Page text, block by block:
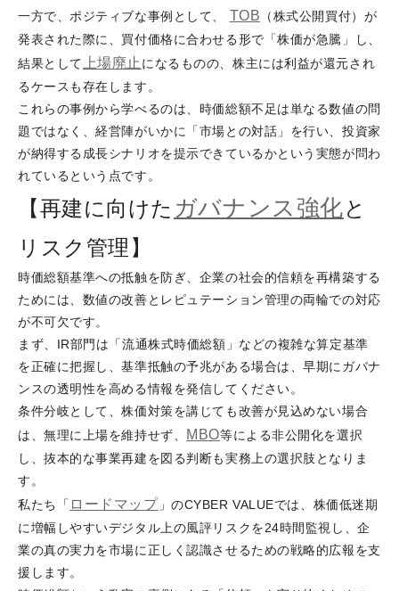
一方で、ポジティブな事例として、 TOB （株式公開買付）が
発表された際に、買付価格に合わせる形で「株価が急騰」し、
結果として
上場廃止 になるものの、株主には利益が還元され
るケースも存在します。
これらの事例から学べるのは、時価総額不足は単なる数値の問
題ではなく、経営陣がいかに「市場との対話」を行い、投資家
が納得する成長シナリオを提示できているかという実態が問わ
れているという点です。
【再建に向けた ガバナンス強化と
リスク管理】
時価総額基準への抵触を防ぎ、企業の社会的信頼を再構築する
ためには、数値の改善とレピュテーション管理の両輪での対応
が不可欠です。
まず、IR部門は「流通株式時価総額」などの複雑な算定基準
を正確に把握し、基準抵触の予兆がある場合は、早期にガバナ
ンスの透明性を高める情報を発信してください。
条件分岐として、株価対策を講じても改善が見込めない場合
は、無理に上場を維持せず、
MBO等による非公開化を選択
し、抜本的な事業再建を図る判断も実務上の選択肢となりま
す。
私たち「 ロードマップ 」のCYBER VALUEでは、株価低迷期
に増幅しやすいデジタル上の風評リスクを24時間監視し、企
業の真の実力を市場に正しく認識させるための戦略的広報を支
援します。